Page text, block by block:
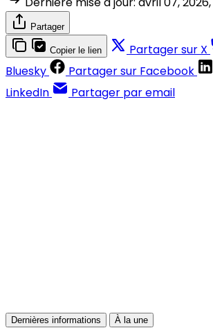
Partager
Copier le lien Partager sur X
Bluesky
Partager sur Facebook
LinkedIn
Partager par email
Dernières informations À la une